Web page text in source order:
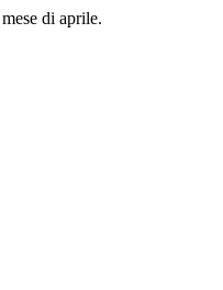
di aprile.